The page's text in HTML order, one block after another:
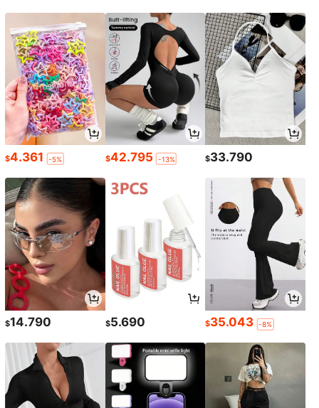
$4.361 -5% $42.795 -13% $33.790
$14.790 $5.690 $35.043 -8%